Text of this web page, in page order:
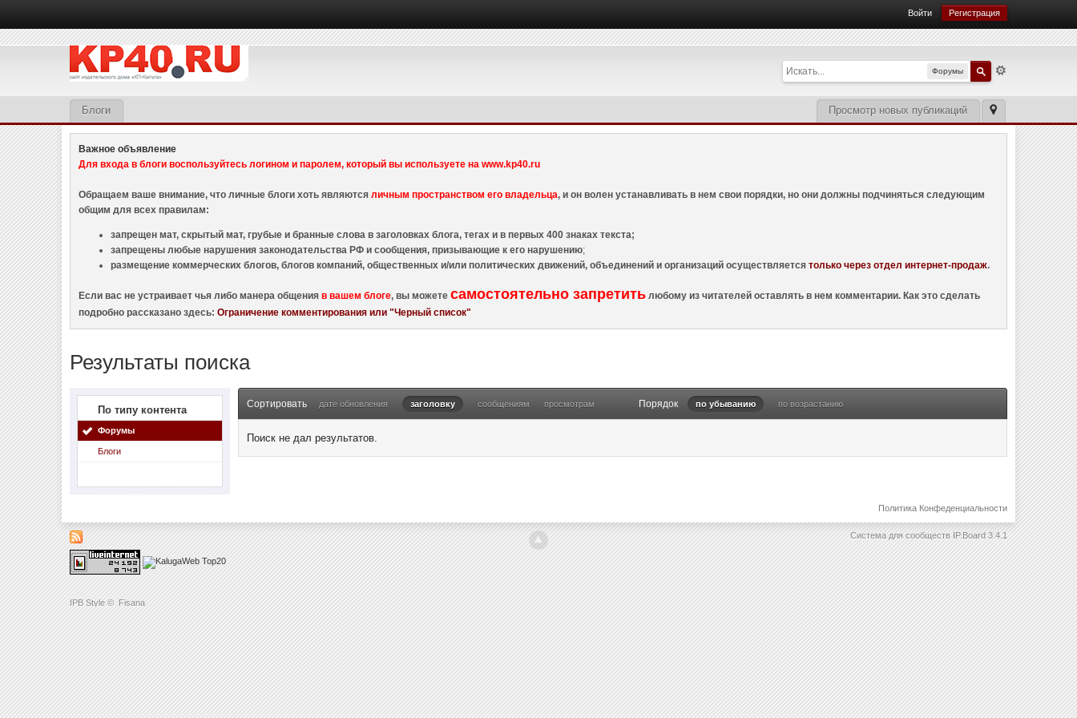
IPB Style © Fisana
Войти Регистрация
Форумы
Просмотр новых публикаций
Блоги
Важное объявление
Для входа в блоги воспользуйтесь логином и паролем, который вы используете на www.kp40.ru
Обращаем ваше внимание, что личные блоги хоть являютсяличным пространством его владельца, и он волен устанавливать в нем свои порядки, но они должны подчиняться следующим
общим для всех правилам:
запрещен мат, скрытый мат, грубые и бранные слова в заголовках блога, тегах и в первых 400 знаках текста;
запрещены любые нарушения законодательства РФ и сообщения, призывающие к его нарушению;
размещение коммерческих блогов, блогов компаний, общественных и/или политических движений, объединений и организаций осуществляетсятолько через отдел интернет-продаж.
Если вас не устраивает чья либо манера общенияв вашем блоге, вы можетесамостоятельно запретить любому из читателей оставлять в нем комментарии. Как это сделать
подробно рассказано здесь:Ограничение комментирования или "Черный список"
Результаты поиска
По типу контента
Форумы
Блоги
Сортировать дате обновления заголовку сообщениям просмотрам Порядок по убыванию по возрастанию
Поиск не дал результатов.
Политика Конфеденциальности
Система для сообществ IP.Board 3.4.1